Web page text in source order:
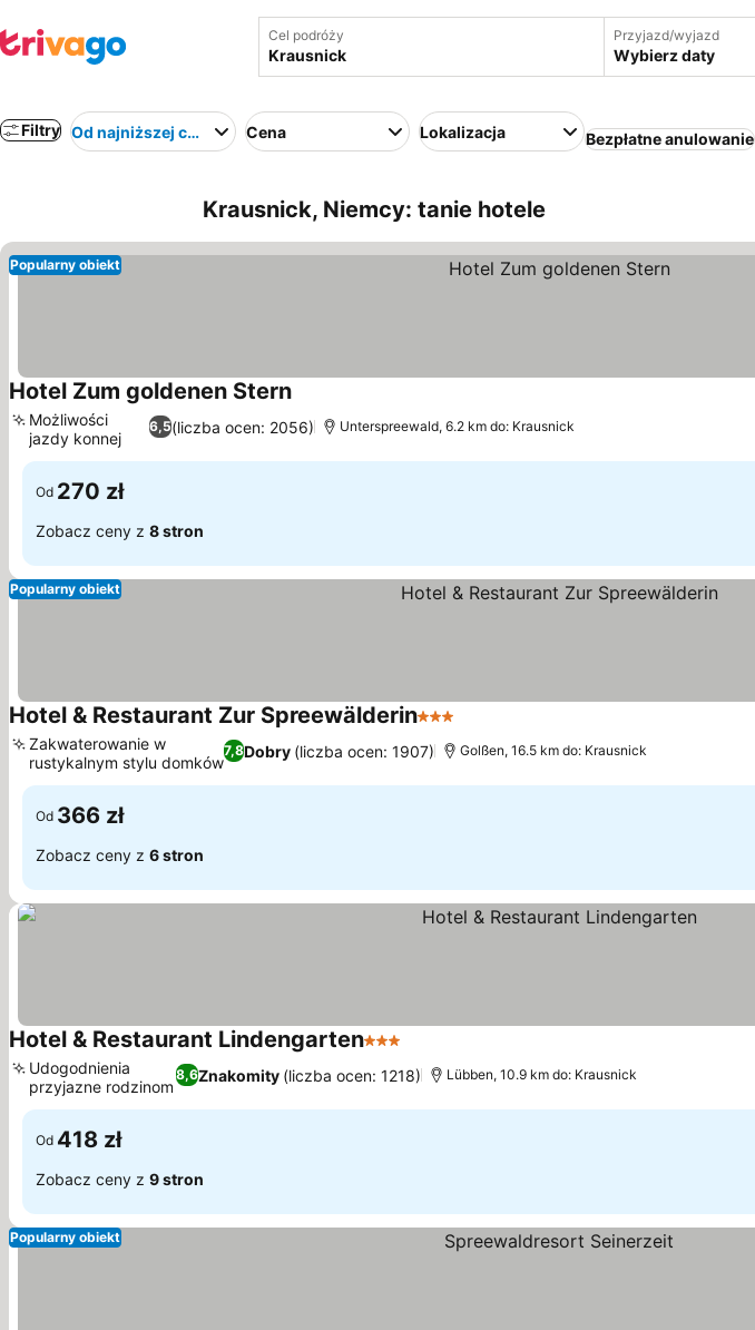
Cel podróży Przyjazd/wyjazd
Wybierz daty
Filtry Od najniższej ceny Cena Lokalizacja Bezpłatne anulowanie
Krausnick, Niemcy: tanie hotele
Popularny obiekt
Hotel Zum goldenen Stern
6,5(liczba ocen: 2056)
Możliwości
jazdy konnej
Unterspreewald, 6.2 km do: Krausnick
Od 270 zł
Zobacz ceny z 8 stron
Popularny obiekt
Hotel & Restaurant Zur Spreewälderin3 Kategoria
7,8Dobry (liczba ocen: 1907)
Zakwaterowanie w
rustykalnym stylu domków
Golßen, 16.5 km do: Krausnick
Od 366 zł
Zobacz ceny z 6 stron
Hotel & Restaurant Lindengarten3 Kategoria
8,6Znakomity (liczba ocen: 1218)
Udogodnienia
przyjazne rodzinom
Lübben, 10.9 km do: Krausnick
Od 418 zł
Zobacz ceny z 9 stron
Popularny obiekt